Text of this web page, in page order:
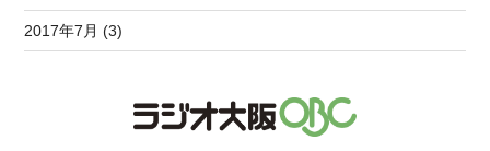
2017年7月 (3)